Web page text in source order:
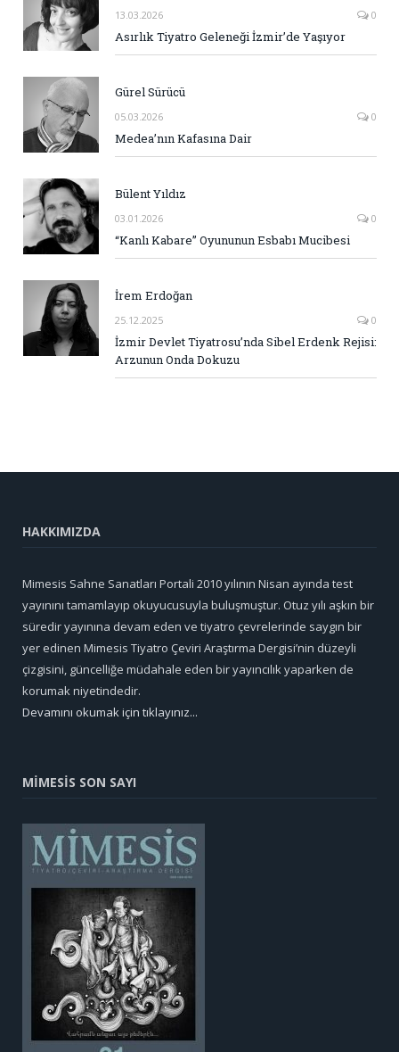
13.03.2026 0
Asırlık Tiyatro Geleneği İzmir’de Yaşıyor
Gürel Sürücü
05.03.2026 0
Medea’nın Kafasına Dair
Bülent Yıldız
03.01.2026 0
“Kanlı Kabare” Oyununun Esbabı Mucibesi
İrem Erdoğan
25.12.2025 0
İzmir Devlet Tiyatrosu’nda Sibel Erdenk Rejisi:
Arzunun Onda Dokuzu
HAKKIMIZDA
Mimesis Sahne Sanatları Portali 2010 yılının Nisan ayında test
yayınını tamamlayıp okuyucusuyla buluşmuştur. Otuz yılı aşkın bir
süredir yayınına devam eden ve tiyatro çevrelerinde saygın bir
yer edinen Mimesis Tiyatro Çeviri Araştırma Dergisi’nin düzeyli
çizgisini, güncelliğe müdahale eden bir yayıncılık yaparken de
korumak niyetindedir.
Devamını okumak için tıklayınız...
MİMESİS SON SAYI